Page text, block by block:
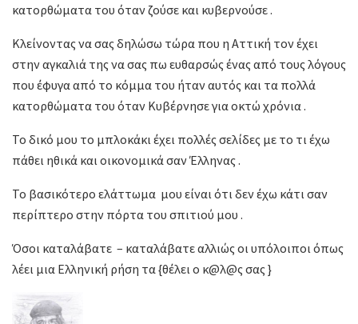
κατορθώματα του όταν ζούσε και κυβερνούσε .
Κλείνοντας να σας δηλώσω τώρα που η Αττική τον έχει
στην αγκαλιά της να σας πω ευθαρσώς ένας από τους λόγους
που έφυγα από το κόμμα του ήταν αυτός και τα πολλά
κατορθώματα του όταν Κυβέρνησε για οκτώ χρόνια .
Το δικό μου το μπλοκάκι έχει πολλές σελίδες με το τι έχω
πάθει ηθικά και οικονομικά σαν Έλληνας .
Το βασικότερο ελάττωμα μου είναι ότι δεν έχω κάτι σαν
περίπτερο στην πόρτα του σπιτιού μου .
Όσοι καταλάβατε – καταλάβατε αλλιώς οι υπόλοιποι όπως
λέει μια Ελληνική ρήση τα {θέλει ο κ@λ@ς σας }